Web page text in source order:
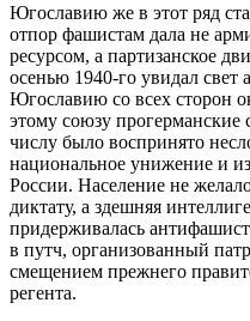
Югославию же в этот ряд
отпор фашистам дала не
ресурсом, а партизанское
осенью 1940-го увидал свет
Югославию со всех сторон
этому союзу
числу было воспринято
национальное унижение и
России. Население не
диктату, а здешняя
придерживалась
в путч, организованный
смещением прежнего
регента.